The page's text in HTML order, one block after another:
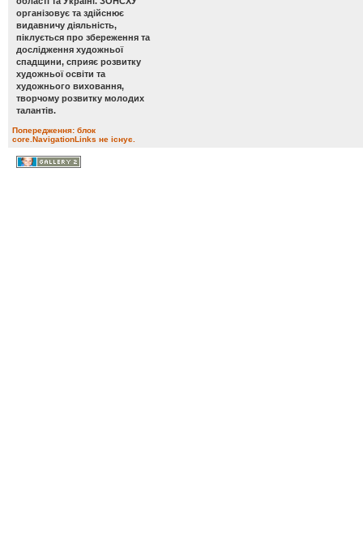
організовує та здійснює
видавничу діяльність,
піклується про збереження та
дослідження художньої
спадщини, сприяє розвитку
художньої освіти та
художнього виховання,
творчому розвитку молодих
талантів.
Попередження: блок
core.NavigationLinks не існує.